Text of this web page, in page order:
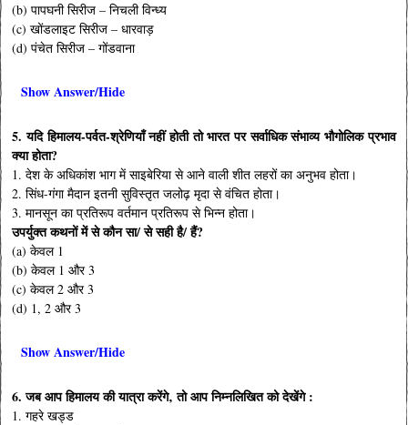
(b) पापघनी सिरीज – निचली विन्ध्य
(c) खोंडलाइट सिरीज – धारवाड़
(d) पंचेत सिरीज – गोंडवाना
Show Answer/Hide
5. यदि हिमालय-पर्वत-श्रेणियाँ नहीं होती तो भारत पर सर्वाधिक संभाव्य भौगोलिक प्रभाव
क्या होता?
1. देश के अधिकांश भाग में साइबेरिया से आने वाली शीत लहरों का अनुभव होता।
2. सिंध-गंगा मैदान इतनी सुविस्तृत जलोढ़ मृदा से वंचित होता।
3. मानसून का प्रतिरूप वर्तमान प्रतिरूप से भिन्न होता।
उपर्युक्त कथनों में से कौन सा/ से सही है/ हैं?
(a) केवल 1
(b) केवल 1 और 3
(c) केवल 2 और 3
(d) 1, 2 और 3
Show Answer/Hide
6. जब आप हिमालय की यात्रा करेंगे‚ तो आप निम्नलिखित को देखेंगे :
1. गहरे खड्ड